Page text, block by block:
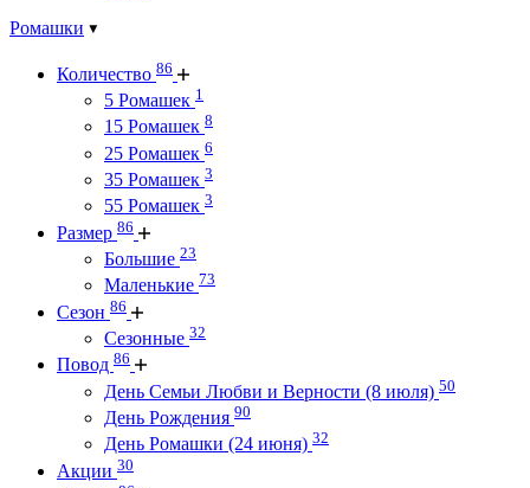
Ромашки
Количество 86
5 Ромашек 1
15 Ромашек 8
25 Ромашек 6
35 Ромашек 3
55 Ромашек 3
Размер 86
Большие 23
Маленькие 73
Сезон 86
Сезонные 32
Повод 86
День Семьи Любви и Верности (8 июля) 50
День Рождения 90
День Ромашки (24 июня) 32
Акции 30